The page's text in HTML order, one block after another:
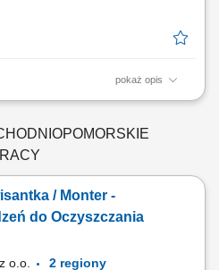
pokaż opis
techniczna oraz serwis ciężkich
wykonywanie napraw
kontrola i nadzór nad systemami
/ Monter -
do Oczyszczania
o.o.